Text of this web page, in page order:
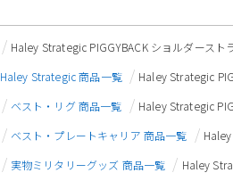
Haley Strategic PIGGYBACK ショルダースト
Haley Strategic 商品一覧
Haley Strategic
ベスト・リグ 商品一覧
Haley Strategic
ベスト・プレートキャリア 商品一覧
実物ミリタリーグッズ 商品一覧
Haley